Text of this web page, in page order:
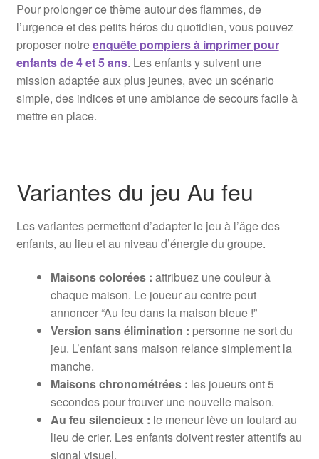
Pour prolonger ce thème autour des flammes, de
l’urgence et des petits héros du quotidien, vous pouvez
proposer notreenquête pompiers à imprimer pour
enfants de 4 et 5 ans. Les enfants y suivent une
mission adaptée aux plus jeunes, avec un scénario
simple, des indices et une ambiance de secours facile à
mettre en place.
Variantes du jeu Au feu
Les variantes permettent d’adapter le jeu à l’âge des
enfants, au lieu et au niveau d’énergie du groupe.
Maisons colorées : attribuez une couleur à
chaque maison. Le joueur au centre peut
annoncer “Au feu dans la maison bleue !”
Version sans élimination : personne ne sort du
jeu. L’enfant sans maison relance simplement la
manche.
Maisons chronométrées : les joueurs ont 5
secondes pour trouver une nouvelle maison.
Au feu silencieux : le meneur lève un foulard au
lieu de crier. Les enfants doivent rester attentifs au
signal visuel.